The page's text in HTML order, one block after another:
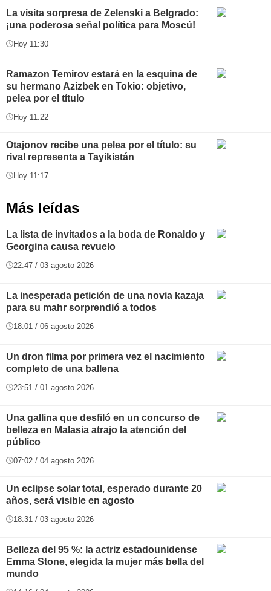
La visita sorpresa de Zelenski a Belgrado:
¡una poderosa señal política para Moscú!
Hoy 11:30
Ramazon Temirov estará en la esquina de
su hermano Azizbek en Tokio: objetivo,
pelea por el título
Hoy 11:22
Otajonov recibe una pelea por el título: su
rival representa a Tayikistán
Hoy 11:17
Más leídas
La lista de invitados a la boda de Ronaldo y
Georgina causa revuelo
22:47 / 03 agosto 2026
La inesperada petición de una novia kazaja
para su mahr sorprendió a todos
18:01 / 06 agosto 2026
Un dron filma por primera vez el nacimiento
completo de una ballena
23:51 / 01 agosto 2026
Una gallina que desfiló en un concurso de
belleza en Malasia atrajo la atención del
público
07:02 / 04 agosto 2026
Un eclipse solar total, esperado durante 20
años, será visible en agosto
18:31 / 03 agosto 2026
Belleza del 95 %: la actriz estadounidense
Emma Stone, elegida la mujer más bella del
mundo